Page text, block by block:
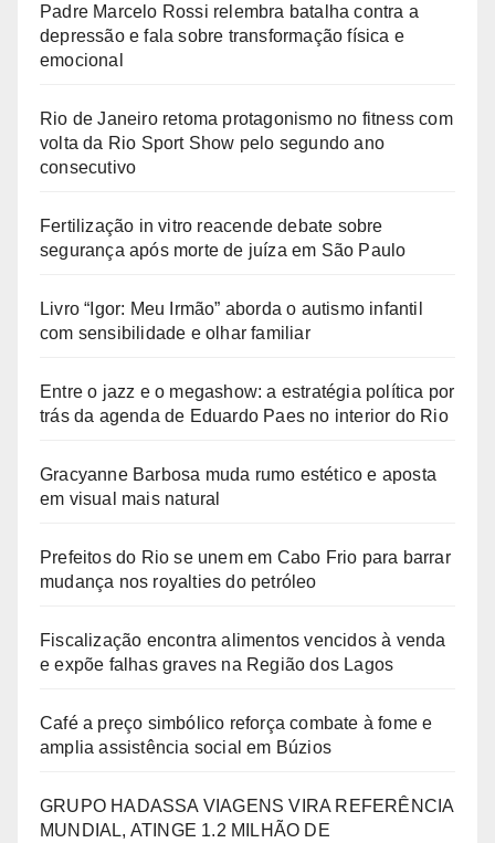
Padre Marcelo Rossi relembra batalha contra a
depressão e fala sobre transformação física e
emocional
Rio de Janeiro retoma protagonismo no fitness com
volta da Rio Sport Show pelo segundo ano
consecutivo
Fertilização in vitro reacende debate sobre
segurança após morte de juíza em São Paulo
Livro “Igor: Meu Irmão” aborda o autismo infantil
com sensibilidade e olhar familiar
Entre o jazz e o megashow: a estratégia política por
trás da agenda de Eduardo Paes no interior do Rio
Gracyanne Barbosa muda rumo estético e aposta
em visual mais natural
Prefeitos do Rio se unem em Cabo Frio para barrar
mudança nos royalties do petróleo
Fiscalização encontra alimentos vencidos à venda
e expõe falhas graves na Região dos Lagos
Café a preço simbólico reforça combate à fome e
amplia assistência social em Búzios
GRUPO HADASSA VIAGENS VIRA REFERÊNCIA
MUNDIAL, ATINGE 1.2 MILHÃO DE